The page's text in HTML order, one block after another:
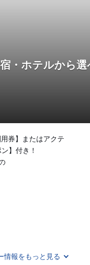
ホテルから選
券】またはアクテ
】付き！
情報をもっと見る